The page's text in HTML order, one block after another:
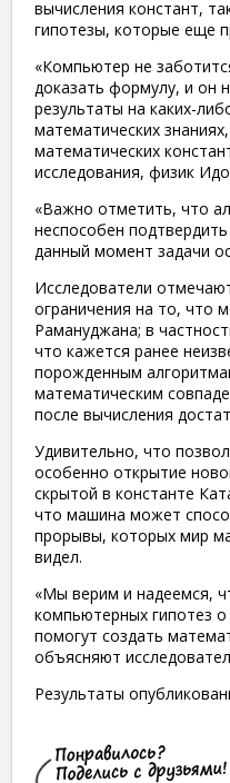
вычисления констант,
гипотезы, которые еще
«Компьютер не
доказать формулу, и он
результаты на каких-
математических
математических
исследования, физик
«Важно отметить, что
неспособен
данный момент задачи
Исследователи
ограничения на то, что
Рамануджана; в
что кажется ранее
порожденным
математическим
после вычисления
Удивительно, что
особенно открытие
скрытой в константе
что машина может
прорывы, которых мир
видел.
«Мы верим и надеемся,
компьютерных гипотез
помогут создать
объясняют
Результаты